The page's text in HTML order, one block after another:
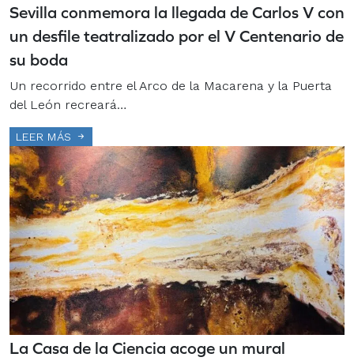
Sevilla conmemora la llegada de Carlos V con
un desfile teatralizado por el V Centenario de
su boda
Un recorrido entre el Arco de la Macarena y la Puerta
del León recreará…
LEER MÁS
La Casa de la Ciencia acoge un mural